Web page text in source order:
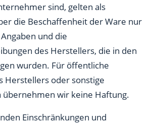
sind, gelten als
die Beschaffenheit der Ware nur
und die
des Herstellers, die in den
wurden. Für öffentliche
Herstellers oder sonstige
übernehmen wir keine Haftung.
Einschränkungen und